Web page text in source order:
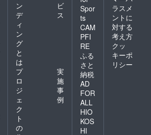
ン
デ
ィ
ン
グ
と
は
ビ
ス
プ
ロ
ジ
ェ
ク
ト
の
実
施
事
例
Spor
ts
CAM
PFI
RE
ふる
さと
納税
AD
FOR
ALL
HIO
KOS
HI
ラスメ
ントに
対する
考え方
クッ
キーポ
リシー